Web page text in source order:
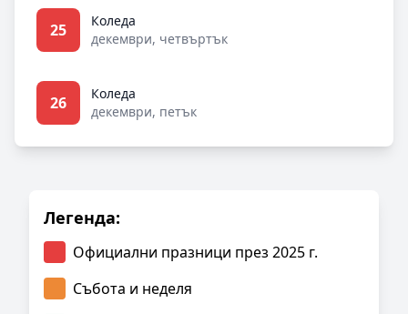
25
Коледа
декември, четвъртък
26
Коледа
декември, петък
Легенда:
Официални празници през 2025 г.
Събота и неделя